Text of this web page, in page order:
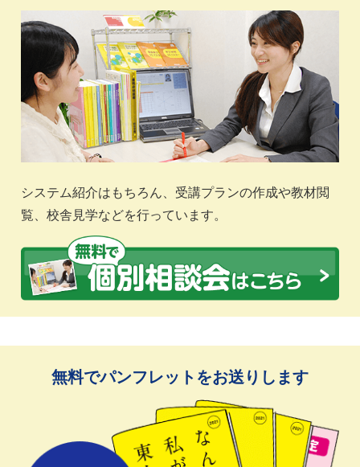
システム紹介はもちろん、受講プランの作成や教材閲
覧、校舎見学などを行っています。
無料でパンフレットをお送りします